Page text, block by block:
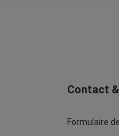
Contact
Formulaire